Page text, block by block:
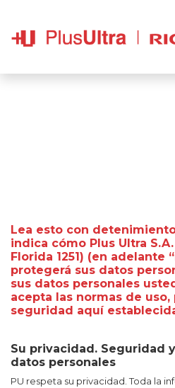
Lea esto con
indica cómo Plus Ultra
Florida 1251) (en adelante
protegerá sus datos
sus datos personales
acepta las normas de
seguridad aquí
Su privacidad. Seguridad
datos personales
PU respeta su privacidad. Toda la